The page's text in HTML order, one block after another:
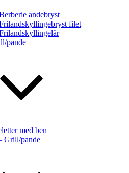
andebryst
filet
pande
med ben
Grill/pande